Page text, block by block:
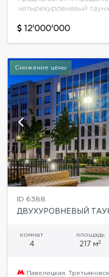
четырехуровневый
Выполнен авторский
12'000'000
Снижение цены
ID 6388
ДВУХУРОВНЕВЫЙ
комнат
4
площадь
217 м2
Павелецкая